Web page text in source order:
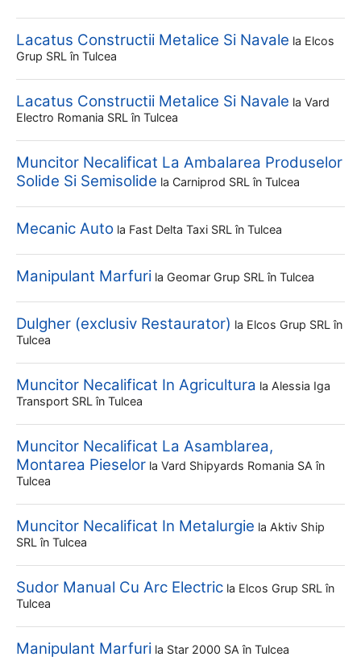
Lacatus Constructii Metalice Si Navale la Elcos
Grup SRL în Tulcea
Lacatus Constructii Metalice Si Navale la Vard
Electro Romania SRL în Tulcea
Muncitor Necalificat La Ambalarea Produselor
Solide Si Semisolide la Carniprod SRL în Tulcea
Mecanic Auto la Fast Delta Taxi SRL în Tulcea
Manipulant Marfuri la Geomar Grup SRL în Tulcea
Dulgher (exclusiv Restaurator) la Elcos Grup SRL în
Tulcea
Muncitor Necalificat In Agricultura la Alessia Iga
Transport SRL în Tulcea
Muncitor Necalificat La Asamblarea,
Montarea Pieselor la Vard Shipyards Romania SA în
Tulcea
Muncitor Necalificat In Metalurgie la Aktiv Ship
SRL în Tulcea
Sudor Manual Cu Arc Electric la Elcos Grup SRL în
Tulcea
Manipulant Marfuri la Star 2000 SA în Tulcea